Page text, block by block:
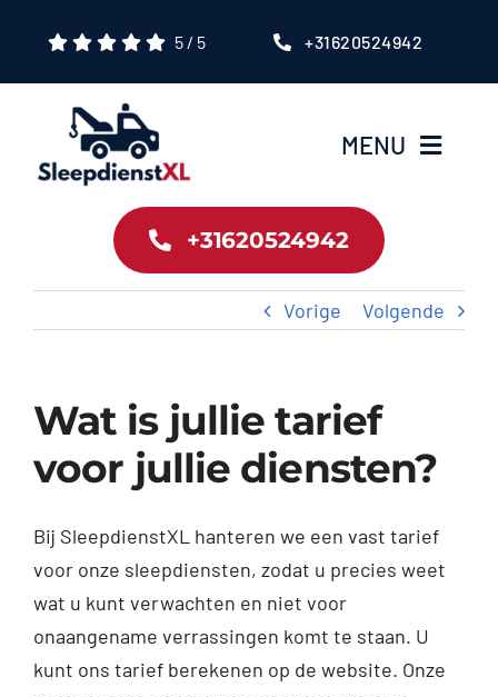
inhoud
5/ 5 +31620524942
MENU
Onze Diensten
Tarieven
FAQ
Blog
+31620524942
Vorige Volgende
Wat is jullie tarief
voor jullie diensten?
Bij SleepdienstXL hanteren we een vast tarief
voor onze sleepdiensten, zodat u precies weet
wat u kunt verwachten en niet voor
onaangename verrassingen komt te staan. U
kunt ons tarief berekenen op de website. Onze